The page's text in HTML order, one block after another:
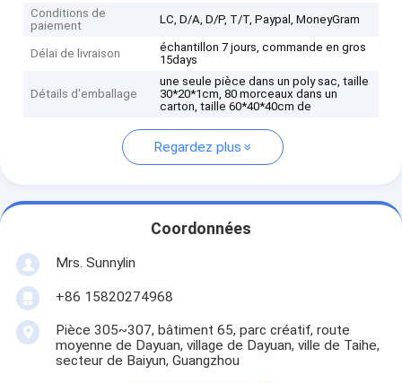
Conditions de
paiement
LC, D/A, D/P, T/T, Paypal, MoneyGram
Délai de livraison
échantillon 7 jours, commande en gros
15days
Détails d'emballage
une seule pièce dans un poly sac, taille
30*20*1cm, 80 morceaux dans un
carton, taille 60*40*40cm de
Regardez plus
Coordonnées
Mrs. Sunnylin
+86 15820274968
Pièce 305~307, bâtiment 65, parc créatif, route
moyenne de Dayuan, village de Dayuan, ville de Taihe,
secteur de Baiyun, Guangzhou